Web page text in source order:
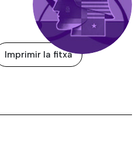
Imprimir la fitxa